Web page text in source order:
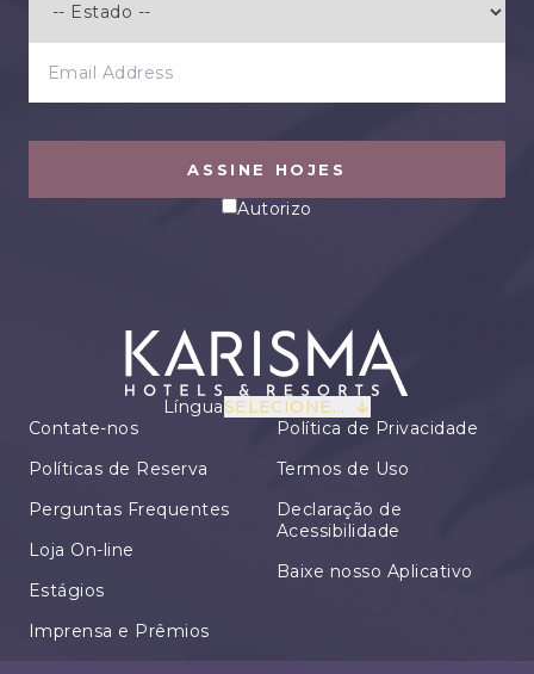
ASSINE HOJES
Autorizo
LínguaSELECIONE...
Contate-nos
Políticas de Reserva
Perguntas Frequentes
Loja On-line
Estágios
Imprensa e Prêmios
Política de Privacidade
Termos de Uso
Declaração de
Acessibilidade
Baixe nosso Aplicativo